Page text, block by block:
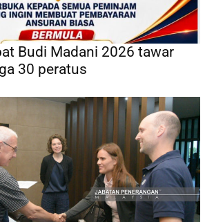
Budi Madani 2026 tawar
30 peratus